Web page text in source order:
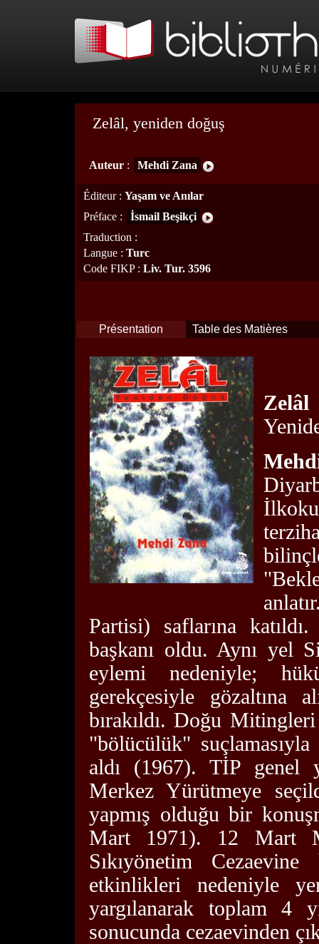
Zelâl, yeniden doğuş
Auteur : Mehdi Zana
Éditeur: Yaşam ve Anılar
Préface :
İsmail Beşikçi
Traduction :
Langue : Turc
Code FIKP: Liv. Tur. 3596
Présentation Table des Matières
Zelâl
Partisi) saflarına
başkanı oldu. Aynı yel
eylemi nedeniyle;
gerekçesiyle gözaltına
bırakıldı. Doğu
"bölücülük"
aldı (1967). TİP genel
Merkez Yürütmeye
yapmış olduğu bir
Mart 1971). 12 Mart
Sıkıyönetim
etkinlikleri nedeniyle
yargılanarak toplam 4
sonucunda cezaevinden